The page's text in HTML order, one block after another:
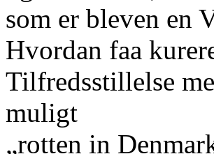
som er bleven en
Hvordan faa
Tilfredsstillelse
muligt
„rotten in